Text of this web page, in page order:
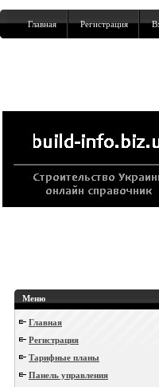
Главная Регистрация
Меню
Главная
Регистрация
Тарифные планы
Панель управления